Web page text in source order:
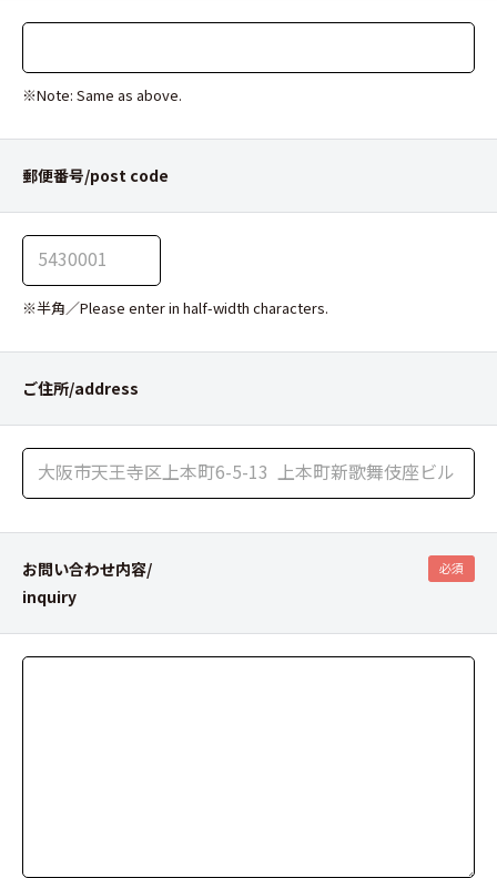
※Note: Same as above.
郵便番号/post code
※半角／Please enter in half-width characters.
ご住所/address
お問い合わせ内容/
inquiry
必須